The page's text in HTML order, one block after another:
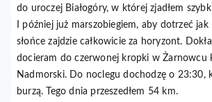
do uroczej Białogóry, w której zjadłem
I później już marszobiegiem, aby dotrzeć jak
słońce zajdzie całkowicie za horyzont.
docieram do czerwonej kropki w Żarnowcu
Nadmorski. Do noclegu dochodzę o 23:30,
burzą. Tego dnia przeszedłem 54 km.